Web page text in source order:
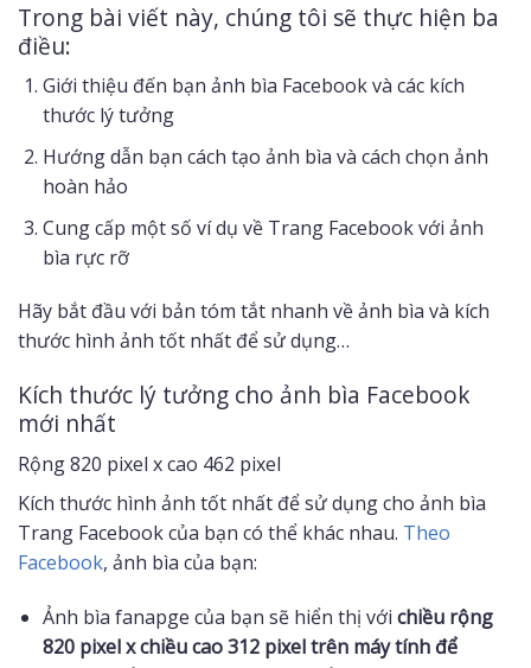
Trong bài viết này, chúng tôi sẽ thực hiện ba
điều:
Giới thiệu đến bạn ảnh bìa Facebook và các kích
thước lý tưởng
Hướng dẫn bạn cách tạo ảnh bìa và cách chọn ảnh
hoàn hảo
Cung cấp một số ví dụ về Trang Facebook với ảnh
bìa rực rỡ
Hãy bắt đầu với bản tóm tắt nhanh về ảnh bìa và kích
thước hình ảnh tốt nhất để sử dụng…
Kích thước lý tưởng cho ảnh bìa Facebook
mới nhất
Rộng 820 pixel x cao 462 pixel
Kích thước hình ảnh tốt nhất để sử dụng cho ảnh bìa
Trang Facebook của bạn có thể khác nhau. Theo
Facebook, ảnh bìa của bạn:
Ảnh bìa fanapge của bạn sẽ hiển thị với chiều rộng
820 pixel x chiều cao 312 pixel trên máy tính để